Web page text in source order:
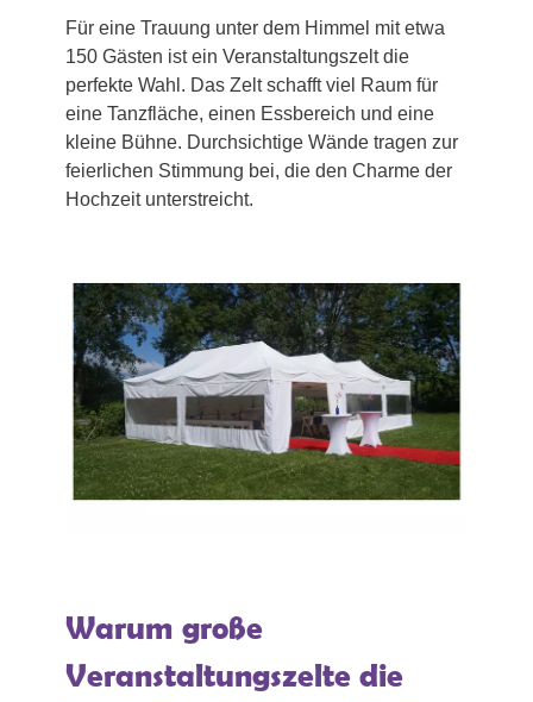
Für eine Trauung unter dem Himmel mit etwa
150 Gästen ist ein Veranstaltungszelt die
perfekte Wahl. Das Zelt schafft viel Raum für
eine Tanzfläche, einen Essbereich und eine
kleine Bühne. Durchsichtige Wände tragen zur
feierlichen Stimmung bei, die den Charme der
Hochzeit unterstreicht.
Warum große
Veranstaltungszelte die